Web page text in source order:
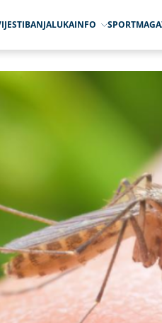
BANJALUKAINFO SPORT